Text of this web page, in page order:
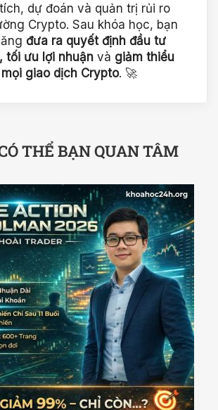
dự đoán và quản trị rủi ro
Crypto. Sau khóa học, bạn
đưa ra quyết định đầu tư
tối ưu lợi nhuận và giảm thiểu
giao dịch Crypto. 🚀
THỂ BẠN QUAN TÂM